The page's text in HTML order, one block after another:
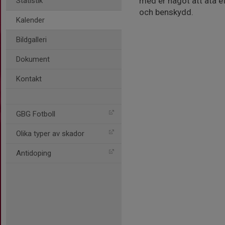
Kalender
Bildgalleri
Dokument
Kontakt
GBG Fotboll
Olika typer av skador
Antidoping
och benskydd.